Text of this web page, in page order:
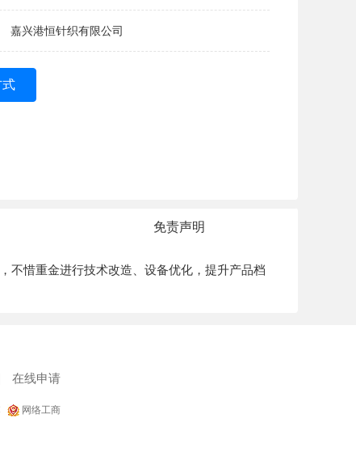
嘉兴港恒针织有限公司
式
免责声明
不惜重金进行技术改造、设备优化，提升产品档
在线申请
网络工商